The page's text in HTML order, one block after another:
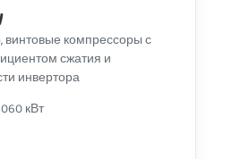
, винтовые компрессоры с
сжатия и
инвертора
кВт